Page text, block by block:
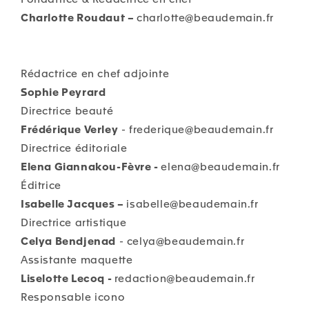
Charlotte Roudaut – charlotte@beaudemain.fr
Rédactrice en chef adjointe
Sophie Peyrard
Directrice beauté
Frédérique Verley - frederique@beaudemain.fr
Directrice éditoriale
Elena Giannakou-Fèvre -elena@beaudemain.fr
Éditrice
Isabelle Jacques – isabelle@beaudemain.fr
Directrice artistique
Celya Bendjenad - celya@beaudemain.fr
Assistante maquette
Liselotte Lecoq - redaction@beaudemain.fr
Responsable icono